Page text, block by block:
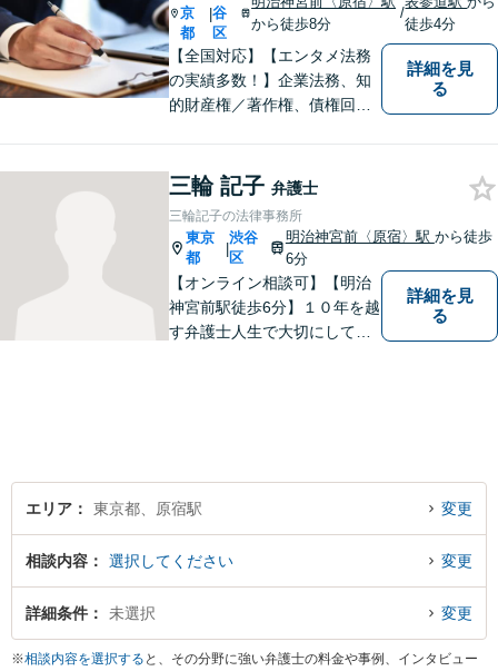
京
都
|谷
区
から徒歩8分
/
徒歩4分
【全国対応】【エンタメ法務
の実績多数！】企業法務、知
的財産権／著作権、債権回収
議システム導入で円滑にリー
ガルサービスをお届けしま
す。
詳細を見
る
三輪 記子 弁護士
三輪記子の法律事務所
東京
都
|
渋谷
区
明治神宮前〈原宿〉駅 から徒歩
6分
【オンライン相談可】【明治
神宮前駅徒歩6分】１０年を越
す弁護士人生で大切にしてき
詳細を見
る
エリア 東京都、原宿駅 変更
相談内容 選択してください 変更
詳細条件 未選択 変更
※相談内容を選択する と、その分野に強い弁護士の料金や事例、インタビュー